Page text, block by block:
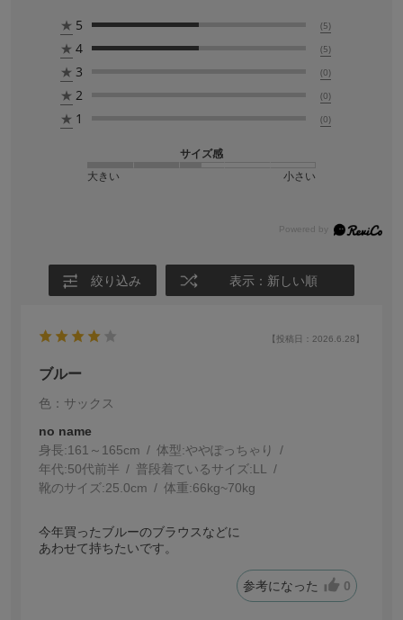
★ 5 (5)
★ 4 (5)
★ 3 (0)
★ 2 (0)
★ 1 (0)
サイズ感
大きい
小さい
絞り込み 表示：新しい順
【投稿日：2026.6.28】
ブルー
色：サックス
no name
身長:161～165cm 体型:ぽっちゃり
年代:50代前半 普段着ているサイズ:LL
靴のサイズ:25.0cm 体重:66kg~70kg
今年買ったブルーのブラウスなどに
あわせて持ちたいです。
参考になった 0